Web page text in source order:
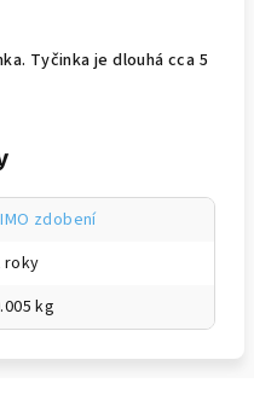
Tyčinka je dlouhá cca 5
zdobení
roky
kg